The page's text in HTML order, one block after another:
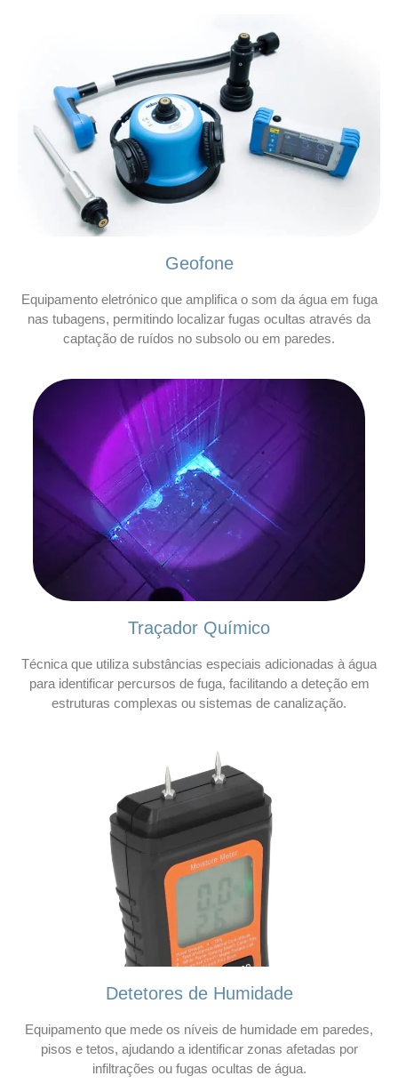
Geofone
Equipamento eletrónico que amplifica o som da água em fuga
nas tubagens, permitindo localizar fugas ocultas através da
captação de ruídos no subsolo ou em paredes.
Traçador Químico
Técnica que utiliza substâncias especiais adicionadas à água
para identificar percursos de fuga, facilitando a deteção em
estruturas complexas ou sistemas de canalização.
Detetores de Humidade
Equipamento que mede os níveis de humidade em paredes,
pisos e tetos, ajudando a identificar zonas afetadas por
infiltrações ou fugas ocultas de água.